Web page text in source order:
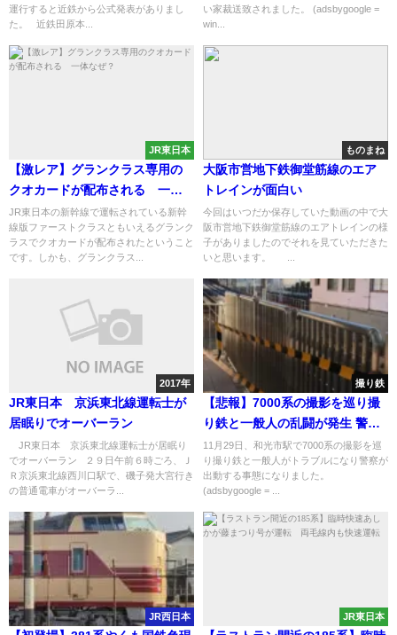
運行すると近鉄から公式発表がありまし
た。 近鉄田原本...
い家裁送致されました。 (adsbygoogle =
win...
JR東日本
【激レア】グランクラス専用の
クオカードが配布される 一体
なぜ？
JR東日本の新幹線で運転されている新幹
線版ファーストクラスともいえるグランク
ラスでクオカードが配布されたということ
です。しかも、グランクラス...
ものまね
大阪市営地下鉄御堂筋線のエア
トレインが面白い
今回はいつだか保存していた動画の中で大
阪市営地下鉄御堂筋線のエアトレインの様
子がありましたのでそれを見ていただきた
いと思います。 ...
2017年
JR東日本 京浜東北線運転士が
居眠りでオーバーラン
JR東日本 京浜東北線運転士が居眠り
でオーバーラン ２９日午前６時ごろ、Ｊ
Ｒ京浜東北線西川口駅で、磯子発大宮行き
の普通電車がオーバーラ...
撮り鉄
【悲報】7000系の撮影を巡り撮
り鉄と一般人の乱闘が発生 警察
が出動する騒動になりホームが
封鎖
11月29日、和光市駅で7000系の撮影を巡
り撮り鉄と一般人がトラブルになり警察が
出動する事態になりました。
(adsbygoogle = ...
JR西日本 JR東日本